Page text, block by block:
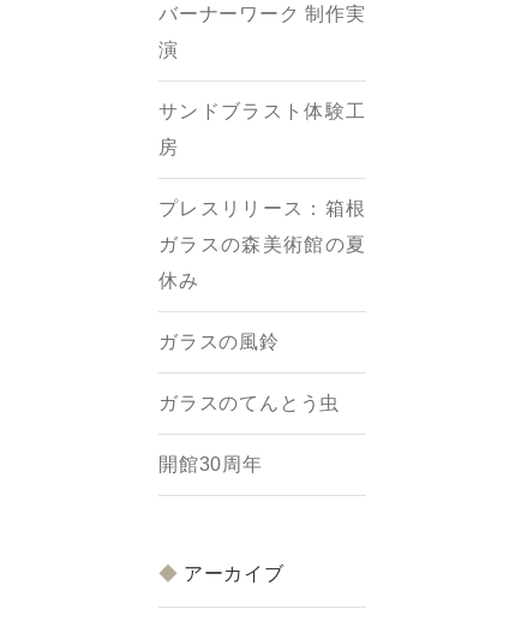
バーナーワーク 制作実
演
サンドブラスト体験工
房
プレスリリース：箱根
ガラスの森美術館の夏
休み
ガラスの風鈴
ガラスのてんとう虫
開館30周年
アーカイブ